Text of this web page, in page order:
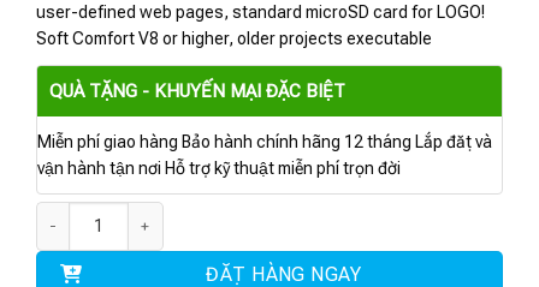
user-defined web pages, standard microSD card for LOGO!
Soft Comfort V8 or higher, older projects executable
QUÀ TẶNG - KHUYẾN MẠI ĐẶC BIỆT
Miễn phí giao hàng Bảo hành chính hãng 12 tháng Lắp đặt và
vận hành tận nơi Hỗ trợ kỹ thuật miễn phí trọn đời
ĐẶT HÀNG NGAY